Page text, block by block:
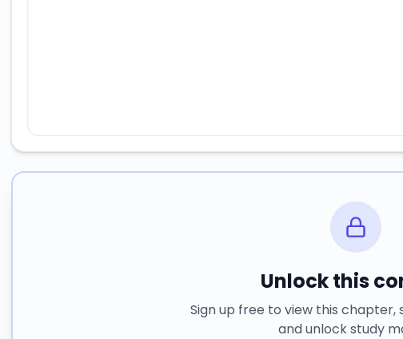
Unlock this
Sign up free to view this chapter,
and unlock study